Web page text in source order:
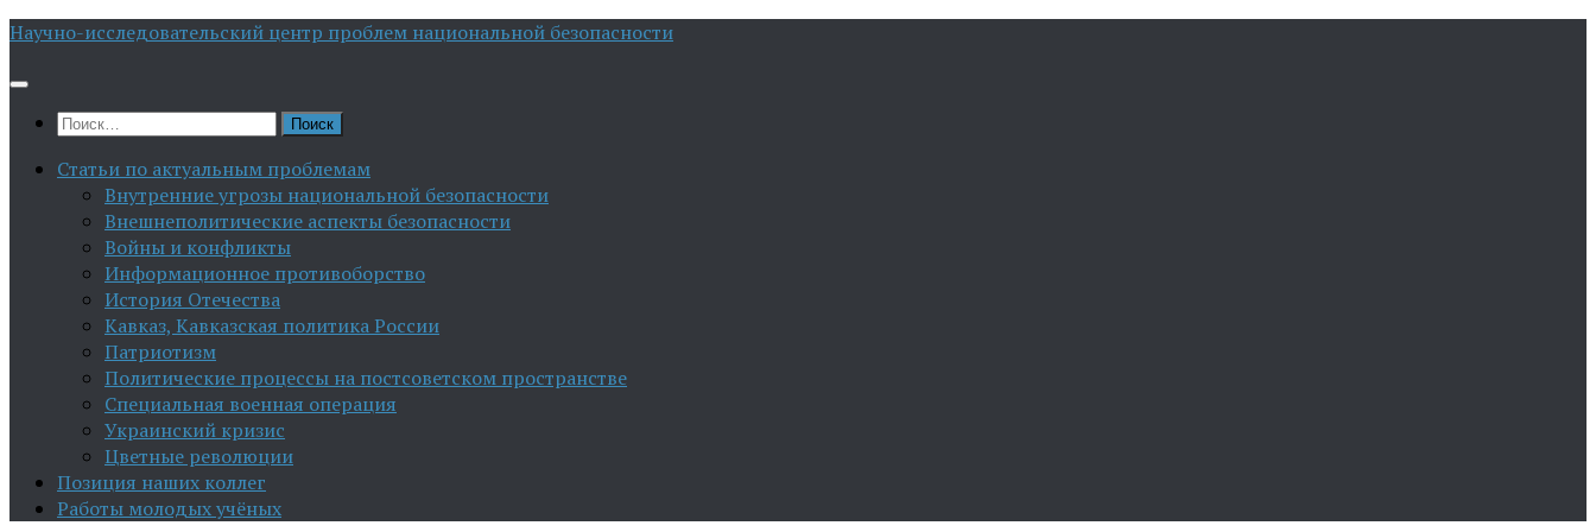
Перейти
содержимому
Научно-исследовательский центр проблем национальной безопасности
Найти:
Статьи по актуальным проблемам
Внутренние угрозы национальной безопасности
Внешнеполитические аспекты безопасности
Войны и конфликты
Информационное противоборство
История Отечества
Кавказ, Кавказская политика России
Патриотизм
Политические процессы на постсоветском пространстве
Специальная военная операция
Украинский кризис
Цветные революции
Позиция наших коллег
Работы молодых учёных